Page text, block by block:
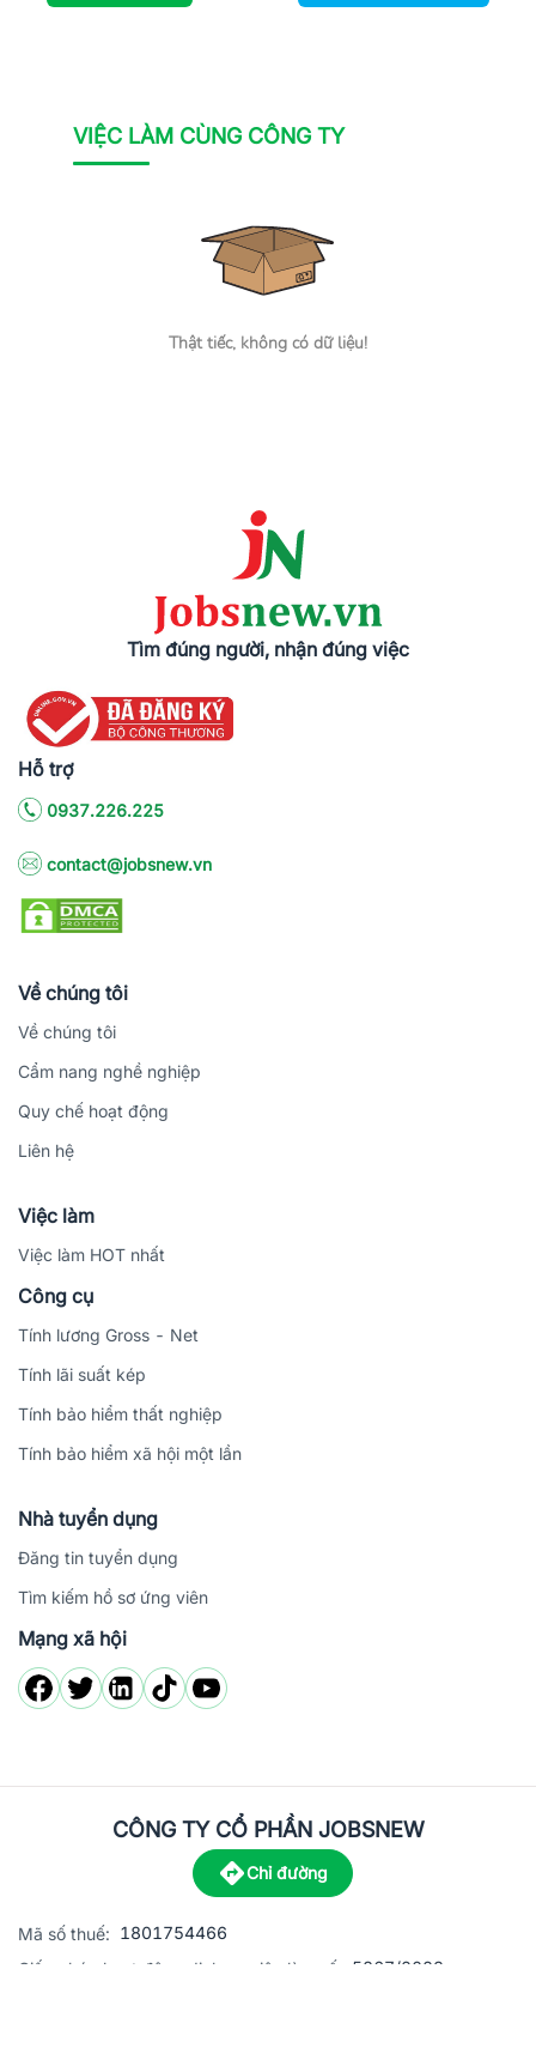
VIỆC LÀM CÙNG CÔNG TY
Thật tiếc, không có dữ liệu!
Tìm đúng người, nhận đúng việc
Hỗ trợ
0937.226.225
contact@jobsnew.vn
Về chúng tôi
Về chúng tôi
Cẩm nang nghề nghiệp
Quy chế hoạt động
Liên hệ
Việc làm
Việc làm HOT nhất
Công cụ
Tính lương Gross - Net
Tính lãi suất kép
Tính bảo hiểm thất nghiệp
Tính bảo hiểm xã hội một lần
Nhà tuyển dụng
Đăng tin tuyển dụng
Tìm kiếm hồ sơ ứng viên
Mạng xã hội
CÔNG TY CỔ PHẦN JOBSNEW
Chỉ đường
Mã số thuế: 1801754466
Giấy phép hoạt động dịch vụ việc làm số:
5867/2023